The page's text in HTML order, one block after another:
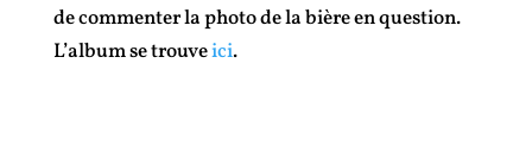
de commenter la photo de la bière en question.
L’album se trouveici.